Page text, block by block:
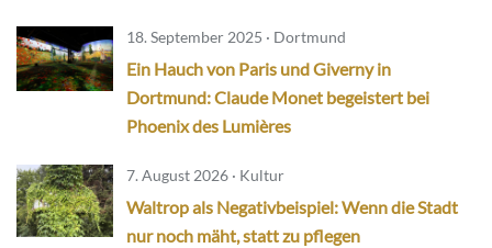
18. September 2025 · Dortmund
Ein Hauch von Paris und Giverny in
Dortmund: Claude Monet begeistert bei
Phoenix des Lumières
7. August 2026 · Kultur
Waltrop als Negativbeispiel: Wenn die Stadt
nur noch mäht, statt zu pflegen